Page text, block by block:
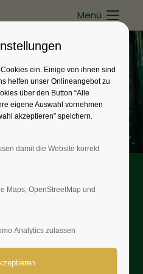
Menü
auf einen
ein. Einige von ihnen sind
helfen unser Onlineangebot zu
über den Button “Alle
eigene Auswahl vornehmen
akzeptieren” speichern.
damit die Website korrekt
Maps, OpenStreetMap und
Analytics zulassen